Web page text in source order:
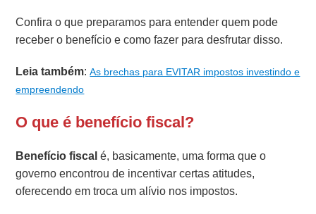
Confira o que preparamos para entender quem pode
receber o benefício e como fazer para desfrutar disso.
Leia também:As brechas para EVITAR impostos investindo e
empreendendo
O que é benefício fiscal?
Benefício fiscalé, basicamente, uma forma que o
governo encontrou de incentivar certas atitudes,
oferecendo em troca um alívio nos impostos.